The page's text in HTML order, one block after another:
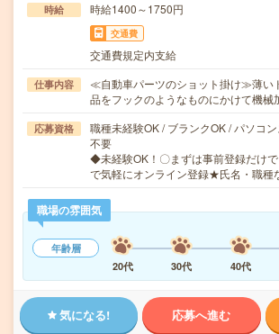
時給 時給1400～1750円
交通費
交通費規定内支給
仕事内容
≪自動車パーツのショット掛け≫薄い
品をフックのようなものにかけて機
応募資格
職種未経験OK / ブランクOK / パソコ
不要
◆未経験OK！〇まずは事前登録だけ
で気軽にオンライン登録★氏名・職
職場の雰囲気
年齢層
20代
30代 40代
気になる! 応募へ進む